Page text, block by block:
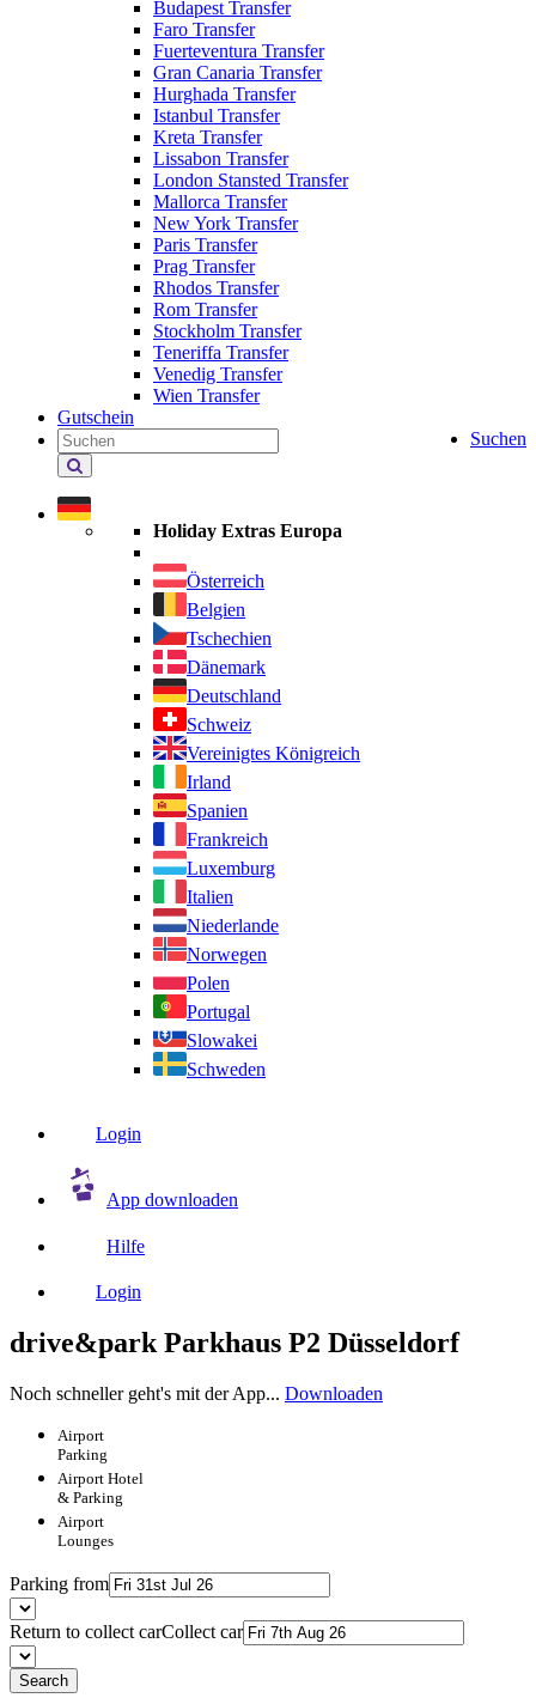
Budapest Transfer
Faro Transfer
Fuerteventura Transfer
Gran Canaria Transfer
Hurghada Transfer
Istanbul Transfer
Kreta Transfer
Lissabon Transfer
London Stansted Transfer
Mallorca Transfer
New York Transfer
Paris Transfer
Prag Transfer
Rhodos Transfer
Rom Transfer
Stockholm Transfer
Teneriffa Transfer
Venedig Transfer
Wien Transfer
Gutschein
Suchen
Holiday Extras durchsuchen
Holiday Extras Europa
Österreich
Belgien
Tschechien
Dänemark
Deutschland
Schweiz
Vereinigtes Königreich
Irland
Spanien
Frankreich
Luxemburg
Italien
Niederlande
Norwegen
Polen
Portugal
Slowakei
Schweden
Login
App downloaden
Hilfe
Login
drive&park Parkhaus P2 Düsseldorf
Noch schneller geht's mit der App... Downloaden
Airport
Parking
Airport Hotel
& Parking
Airport
Lounges
Parking from
Return to collect carCollect car
Search